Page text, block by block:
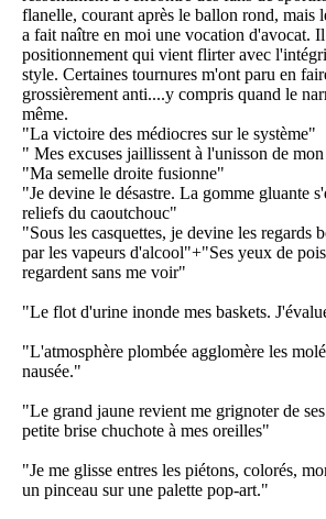
flanelle, courant après le ballon rond, mais
a fait naître en moi une vocation d'avocat.
positionnement qui vient flirter avec
style. Certaines tournures m'ont paru en
grossièrement anti....y compris quand le
même.
"La victoire des médiocres sur le système"
" Mes excuses jaillissent à l'unisson de
"Ma semelle droite fusionne"
"Je devine le désastre. La gomme gluante
reliefs du caoutchouc"
"Sous les casquettes, je devine les regards
par les vapeurs d'alcool"+"Ses yeux de
regardent sans me voir"
"Le flot d'urine inonde mes baskets.
"L'atmosphère plombée agglomère les
nausée."
"Le grand jaune revient me grignoter de
petite brise chuchote à mes oreilles"
"Je me glisse entres les piétons, colorés,
un pinceau sur une palette pop-art."